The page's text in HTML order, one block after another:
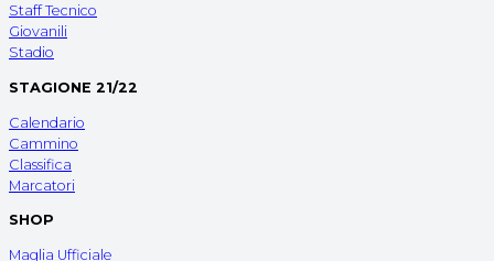
Staff Tecnico
Giovanili
Stadio
STAGIONE 21/22
Calendario
Cammino
Classifica
Marcatori
SHOP
Maglia Ufficiale